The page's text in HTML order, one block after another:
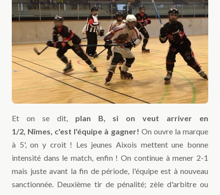
Et on se dit, plan B, si on veut arriver en
1/2, Nîmes, c'est l'équipe à gagner! On ouvre la marque
à 5', on y croit ! Les jeunes Aixois mettent une bonne
intensité dans le match, enfin ! On continue à mener 2-1
mais juste avant la fin de période, l'équipe est à nouveau
sanctionnée. Deuxième tir de pénalité; zèle d'arbitre ou